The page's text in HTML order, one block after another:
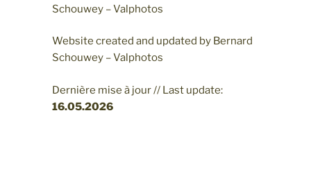
Schouwey – Valphotos
Website created and updated by Bernard
Schouwey – Valphotos
Dernière mise à jour // Last update:
16.05.2026